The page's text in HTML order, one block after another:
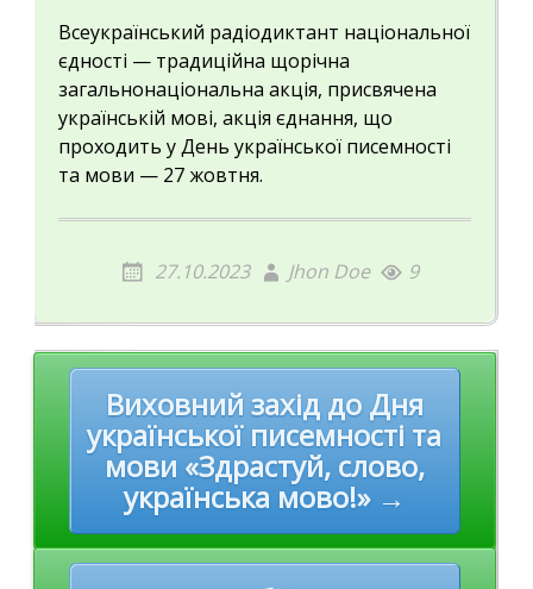
Всеукраїнський радіодиктант національної
єдності — традиційна щорічна
загальнонаціональна акція, присвячена
українській мові, акція єднання, що
проходить у День української писемності
та мови — 27 жовтня.
27.10.2023 Jhon Doe 9
Post
navigation
Виховний захід до Дня
української писемності та
мови «Здрастуй, слово,
українська мово!» →